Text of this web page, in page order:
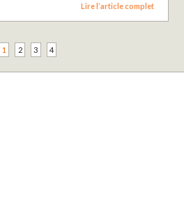
Lire l’article complet
1 2 3 4